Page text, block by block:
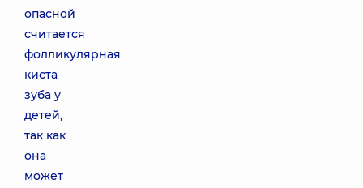
опасной
считается
фолликулярная
киста
зуба у
детей,
так как
она
может